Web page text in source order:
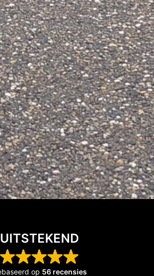
UITSTEKEND
op 56 recensies